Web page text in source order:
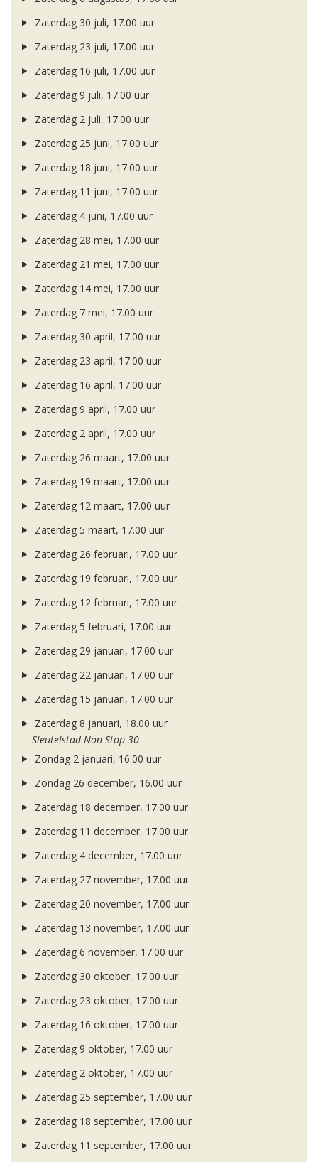
Zaterdag 30 juli, 17.00 uur
Zaterdag 23 juli, 17.00 uur
Zaterdag 16 juli, 17.00 uur
Zaterdag 9 juli, 17.00 uur
Zaterdag 2 juli, 17.00 uur
Zaterdag 25 juni, 17.00 uur
Zaterdag 18 juni, 17.00 uur
Zaterdag 11 juni, 17.00 uur
Zaterdag 4 juni, 17.00 uur
Zaterdag 28 mei, 17.00 uur
Zaterdag 21 mei, 17.00 uur
Zaterdag 14 mei, 17.00 uur
Zaterdag 7 mei, 17.00 uur
Zaterdag 30 april, 17.00 uur
Zaterdag 23 april, 17.00 uur
Zaterdag 16 april, 17.00 uur
Zaterdag 9 april, 17.00 uur
Zaterdag 2 april, 17.00 uur
Zaterdag 26 maart, 17.00 uur
Zaterdag 19 maart, 17.00 uur
Zaterdag 12 maart, 17.00 uur
Zaterdag 5 maart, 17.00 uur
Zaterdag 26 februari, 17.00 uur
Zaterdag 19 februari, 17.00 uur
Zaterdag 12 februari, 17.00 uur
Zaterdag 5 februari, 17.00 uur
Zaterdag 29 januari, 17.00 uur
Zaterdag 22 januari, 17.00 uur
Zaterdag 15 januari, 17.00 uur
Zaterdag 8 januari, 18.00 uur
Sleutelstad Non-Stop 30
Zondag 2 januari, 16.00 uur
Zondag 26 december, 16.00 uur
Zaterdag 18 december, 17.00 uur
Zaterdag 11 december, 17.00 uur
Zaterdag 4 december, 17.00 uur
Zaterdag 27 november, 17.00 uur
Zaterdag 20 november, 17.00 uur
Zaterdag 13 november, 17.00 uur
Zaterdag 6 november, 17.00 uur
Zaterdag 30 oktober, 17.00 uur
Zaterdag 23 oktober, 17.00 uur
Zaterdag 16 oktober, 17.00 uur
Zaterdag 9 oktober, 17.00 uur
Zaterdag 2 oktober, 17.00 uur
Zaterdag 25 september, 17.00 uur
Zaterdag 18 september, 17.00 uur
Zaterdag 11 september, 17.00 uur